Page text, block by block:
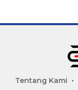
Tentang Kami